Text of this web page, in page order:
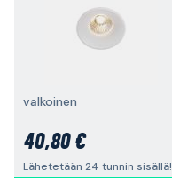
valkoinen
40,80 €
Lähetetään 24 tunnin sisällä!